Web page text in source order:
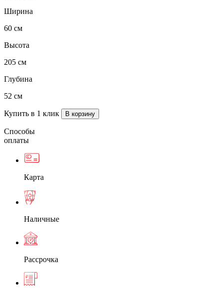
Ширина
60 см
Высота
205 см
Глубина
52 см
Купить в 1 клик
Способы
оплаты
Карта
Наличные
Рассрочка